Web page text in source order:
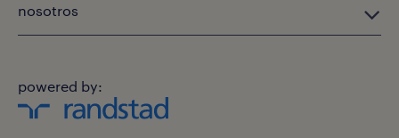
nosotros
powered by: